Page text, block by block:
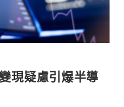
現疑慮引爆半導